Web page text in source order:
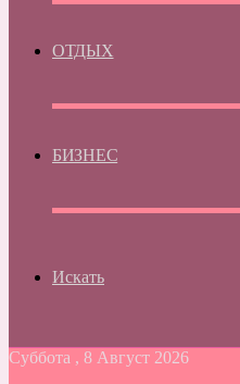
ОТДЫХ
БИЗНЕС
Искать
Суббота , 8 Август 2026